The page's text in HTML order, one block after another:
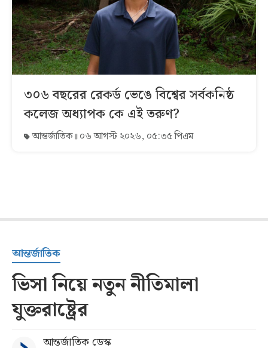
৩০৬ বছরের রেকর্ড ভেঙে বিশ্বের সর্বকনিষ্ঠ
কলেজ অধ্যাপক কে এই তরুণ?
আন্তর্জাতিক ০৬ আগস্ট ২০২৬, ০৫:৩৫ পিএম
আন্তর্জাতিক
ভিসা নিয়ে নতুন নীতিমালা
যুক্তরাষ্ট্রের
আন্তর্জাতিক ডেস্ক